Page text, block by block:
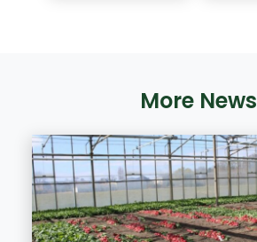
More News